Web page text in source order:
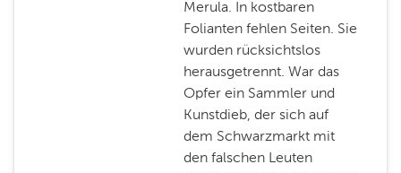
Merula. In kostbaren
Folianten fehlen Seiten. Sie
wurden rücksichtslos
herausgetrennt. War das
Opfer ein Sammler und
Kunstdieb, der sich auf
dem Schwarzmarkt mit
den falschen Leuten